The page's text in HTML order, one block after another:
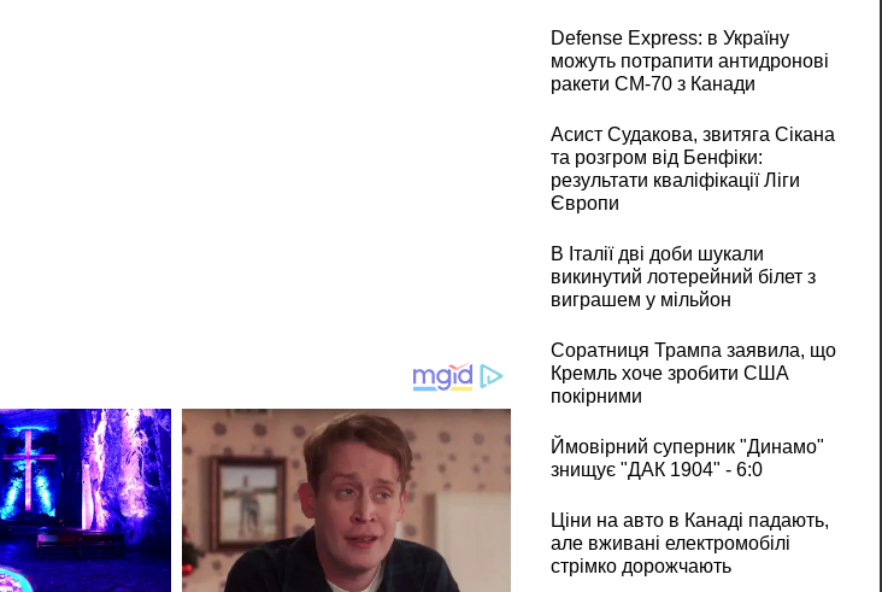
Defense Express: в Україну
можуть потрапити антидронові
ракети CM-70 з Канади
Асист Судакова, звитяга Сікана
та розгром від Бенфіки:
результати кваліфікації Ліги
Європи
В Італії дві доби шукали
викинутий лотерейний білет з
виграшем у мільйон
Соратниця Трампа заявила, що
Кремль хоче зробити США
покірними
Ймовірний суперник "Динамо"
знищує "ДАК 1904" - 6:0
Ціни на авто в Канаді падають,
але вживані електромобілі
стрімко дорожчають